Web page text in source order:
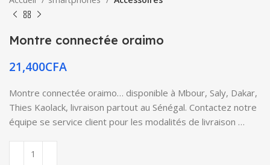
Montre connectée oraimo
21,400CFA
Montre connectée oraimo… disponible à Mbour, Saly, Dakar,
Thies Kaolack, livraison partout au Sénégal. Contactez notre
équipe se service client pour les modalités de livraison …